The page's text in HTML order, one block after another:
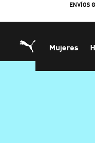
ENVÍOS
Mujeres